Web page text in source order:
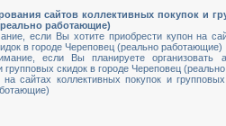
сайтов коллективных покупок и
работающие)
если Вы хотите приобрести купон на
в городе Череповец (реально работающие)
если Вы планируете организовать
групповых скидок в городе Череповец
сайтах коллективных покупок и